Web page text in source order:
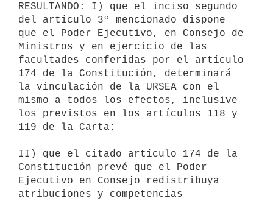
RESULTANDO: I) que el inciso segundo
del artículo 3º mencionado dispone
que el Poder Ejecutivo, en Consejo de
Ministros y en ejercicio de las
facultades conferidas por el artículo
174 de la Constitución, determinará
la vinculación de la URSEA con el
mismo a todos los efectos, inclusive
los previstos en los artículos 118 y
119 de la Carta;
II) que el citado artículo 174 de la
Constitución prevé que el Poder
Ejecutivo en Consejo redistribuya
atribuciones y competencias